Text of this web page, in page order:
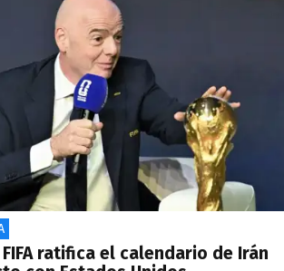
ratifica el calendario de Irán